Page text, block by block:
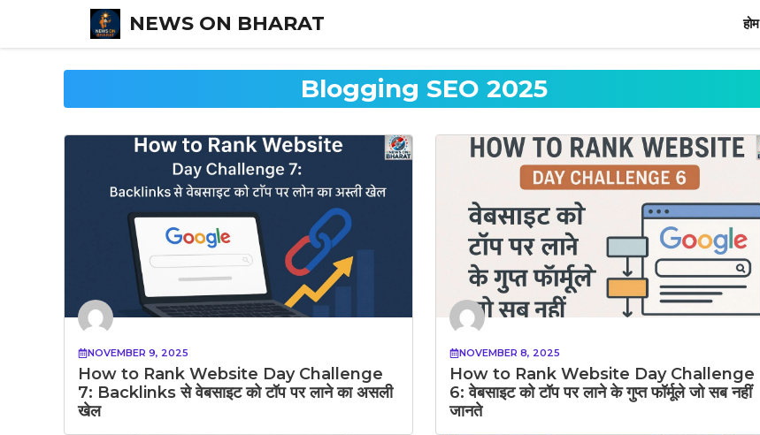
content
NEWS ON BHARAT होम
Blogging SEO 2025
NOVEMBER 9, 2025
How to Rank Website Day Challenge
7: Backlinks से वेबसाइट को टॉप पर लाने का असली
खेल
NOVEMBER 8, 2025
How to Rank Website Day Challenge
6: वेबसाइट को टॉप पर लाने के गुप्त फॉर्मूले जो सब नहीं
जानते